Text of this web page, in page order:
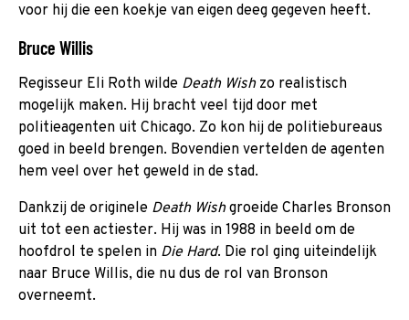
voor hij die een koekje van eigen deeg gegeven heeft.
Bruce Willis
Regisseur Eli Roth wilde Death Wishzo realistisch
mogelijk maken. Hij bracht veel tijd door met
politieagenten uit Chicago. Zo kon hij de politiebureaus
goed in beeld brengen. Bovendien vertelden de agenten
hem veel over het geweld in de stad.
Dankzij de originele Death Wishgroeide Charles Bronson
uit tot een actiester. Hij was in 1988 in beeld om de
hoofdrol te spelen in Die Hard. Die rol ging uiteindelijk
naar Bruce Willis, die nu dus de rol van Bronson
overneemt.